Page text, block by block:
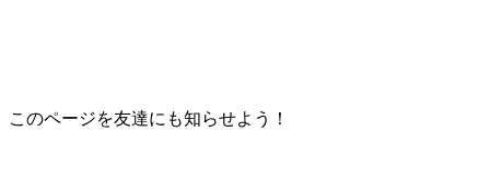
このページを友達にも知らせよう！